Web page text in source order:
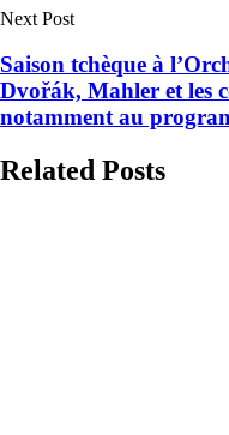
Next Post
Saison tchèque à
Dvořák, Mahler et les
notamment au
Related Posts